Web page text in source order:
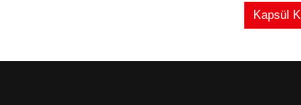
Kapsül